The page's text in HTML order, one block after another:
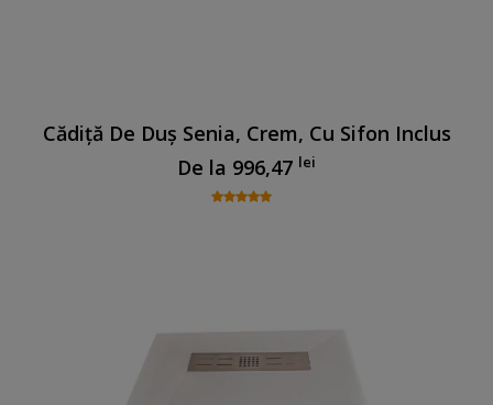
Cădiță De Duș Senia, Crem, Cu Sifon Inclus
De la 996,47 lei